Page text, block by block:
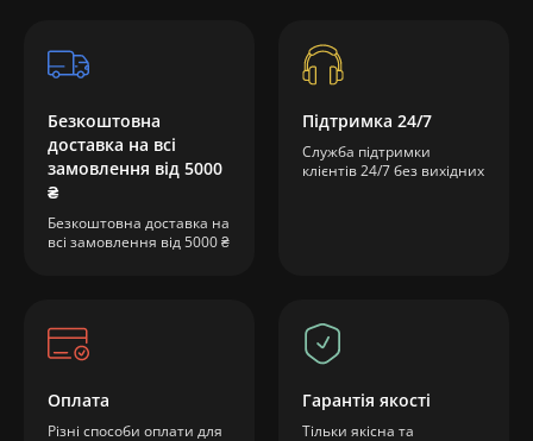
Безкоштовна
доставка на всі
замовлення від 5000
₴
Безкоштовна доставка на
всі замовлення від 5000 ₴
Підтримка 24/7
Служба підтримки
клієнтів 24/7 без вихідних
Оплата
Різні способи оплати для
Гарантія якості
Тільки якісна та